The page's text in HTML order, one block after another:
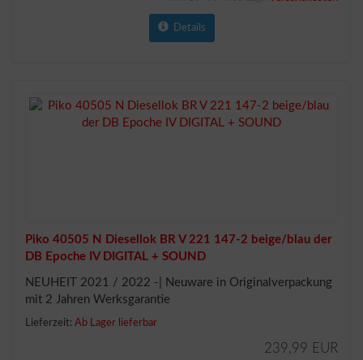
Details
Piko 40505 N Diesellok BR V 221 147-2 beige/blau der
DB Epoche IV DIGITAL + SOUND
NEUHEIT 2021 / 2022 -| Neuware in Originalverpackung
mit 2 Jahren Werksgarantie
Lieferzeit: Ab Lager lieferbar
239,99 EUR